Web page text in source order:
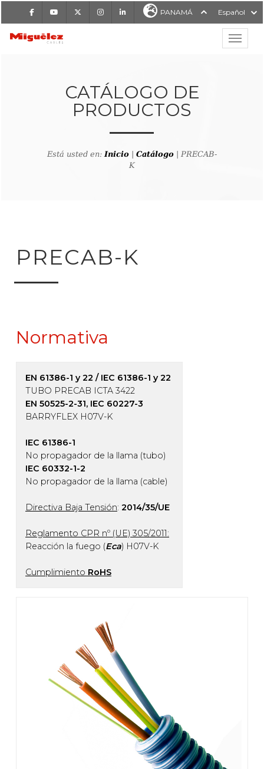
FacebookYoutube InstagramLinkedIn PANAMÁ Español
MIGUÉLEZ CABLES
CATÁLOGO DE
PRODUCTOS
Está usted en:Inicio Catálogo | PRECAB-
K
al buscador de
PRECAB-K
Normativa
EN 61386-1 y 22 / IEC 61386-1 y 22
TUBO PRECAB ICTA 3422
EN 50525-2-31, IEC 60227-3
BARRYFLEX H07V-K
IEC 61386-1
No propagador de la llama (tubo)
IEC 60332-1-2
No propagador de la llama (cable)
Directiva Baja Tensión: 2014/35/UE
Reglamento CPR nº (UE) 305/2011:
Reacción la fuego (Eca) H07V-K
Cumplimiento RoHS